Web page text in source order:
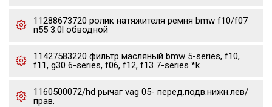
11288673720 ролик натяжителя ремня bmw f10/f07
n55 3.0l обводной
11427583220 фильтр масляный bmw 5-series, f10,
f11, g30 6-series, f06, f12, f13 7-series *k
1160500072/hd рычаг vag 05- перед.подв.нижн.лев/
прав.